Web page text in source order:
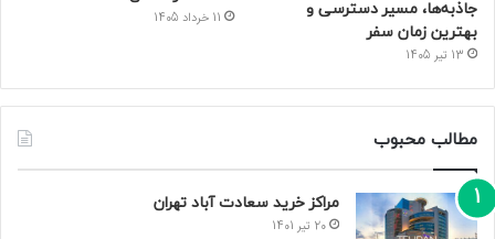
جاذبه‌ها، مسیر دسترسی و
بهترین زمان سفر
13 تیر 1405
11 خرداد 1405
مطالب محبوب
مراکز خرید سعادت‌ آباد تهران
20 تیر 1401